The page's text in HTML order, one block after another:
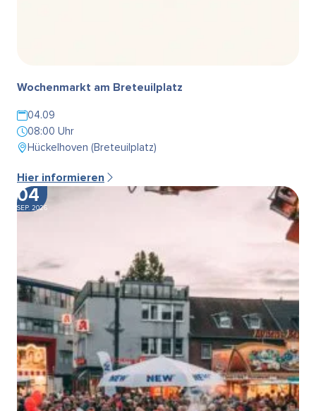
Wochenmarkt am Breteuilplatz
04.09
08:00 Uhr
Hückelhoven (Breteuilplatz)
Hier informieren
04
SEP. 2026